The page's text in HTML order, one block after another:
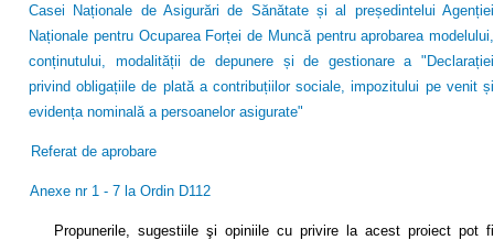
Casei Naționale de Asigurări de Sănătate și al președintelui Agenției
Naționale pentru Ocuparea Forței de Muncă pentru aprobarea modelului,
conținutului, modalității de depunere și de gestionare a "Declarației
privind obligațiile de plată a contribuțiilor sociale, impozitului pe venit și
evidența nominală a persoanelor asigurate"
Referat de aprobare
Anexe nr 1 - 7 la Ordin D112
Propunerile, sugestiile şi opiniile cu privire la acest proiect pot fi